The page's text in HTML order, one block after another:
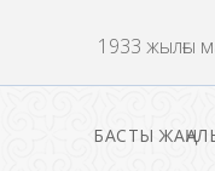
1933 жылғы
БАСТЫ